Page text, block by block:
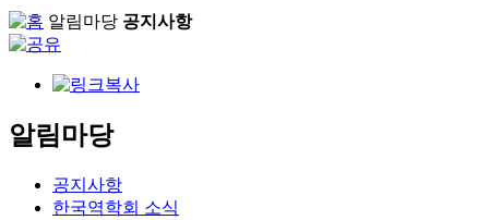
알림마당 공지사항
알림마당
공지사항
한국역학회 소식